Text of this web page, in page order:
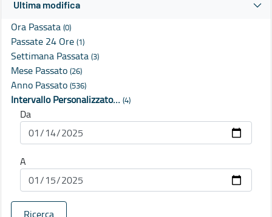
Ultima modifica
Ora Passata (0)
Passate 24 Ore (1)
Settimana Passata (3)
Mese Passato (26)
Anno Passato (536)
Intervallo Personalizzato… (4)
Da
A
Ricerca